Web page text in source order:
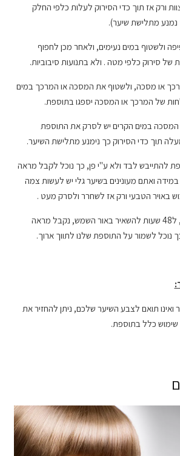
ורק אז תוך כדי הסירוק לעלות כלפי החלק
נמנע מתלישת שיער).
ולשטוף במים נעימים, ולאחר מכן לחפוף
של סירוק כלפי מטה . ולא בתנועות סיבוביות.
או מסכה, ולשטוף את המסכה או המרכך במים
של המרכך או המסכה יספגו בתוספת.
במים הקרים יש לסרק את התוספת
תוך כדי הסירוק כך נימנע מתלישת השיער.
להתייבש לבד ולא ע"י פן, כך נוכל לקבל מראה
ואתם מעונינים בשיער גלי יש לעשות צמה
או ניתן לגלגל גם ברולים, ל48 שעות להשאיר באור השמש, נקבל מראה
נוכל לשמור על התוספת שלנו לתווך ארוך.
תואם לצבע השיער שלכם, ניתן להחזיר את
כלל בתוספת.